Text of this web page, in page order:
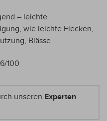
– leichte
wie leichte Flecken,
Blässe
100
unseren Experten